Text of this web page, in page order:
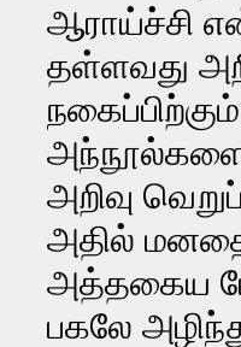
ஆராய்ச்சி
தள்ளவது
அறிவு
அதில்
அத்தகைய
பகலே